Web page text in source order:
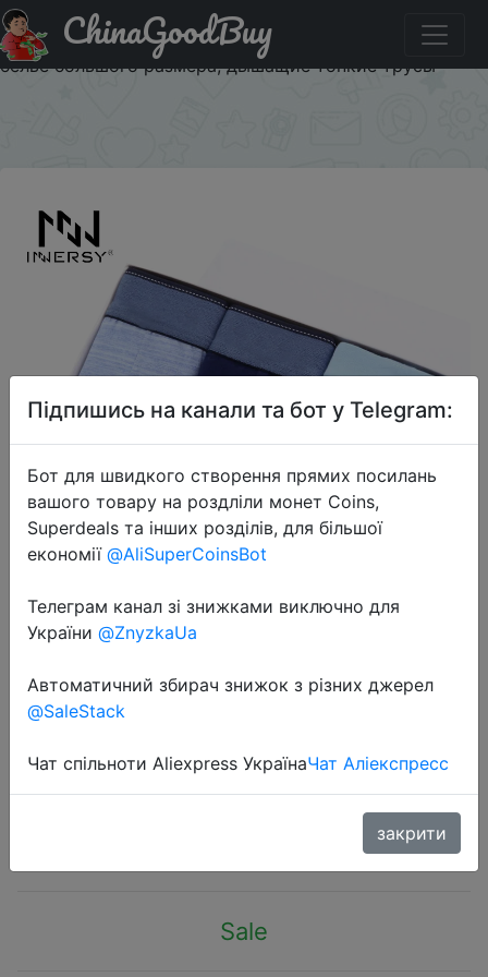
Купити на розпродажі Нижнее белье Innersy мужское, 3
шт./набор, сексуальные боксеры из хлопка, нижнее
белье большого размера, дышащие тонкие трусы
ChinaGoodBuy
2020-04-30
Нижнее белье Innersy мужское, 3
шт./набор, сексуальные боксеры
размера, дышащие тонкие трусы
Sale
Підпишись на канали та бот у Telegram:
Бот для швидкого створення прямих посилань
вашого товару на роздліли монет Coins,
Superdeals та інших розділів, для більшої
економії @AliSuperCoinsBot
Телеграм канал зі знижками виключно для
України @ZnyzkaUa
Автоматичний збирач знижок з різних джерел
@SaleStack
Чат спільноти Aliexpress УкраїнаЧат Аліекспресс
закрити